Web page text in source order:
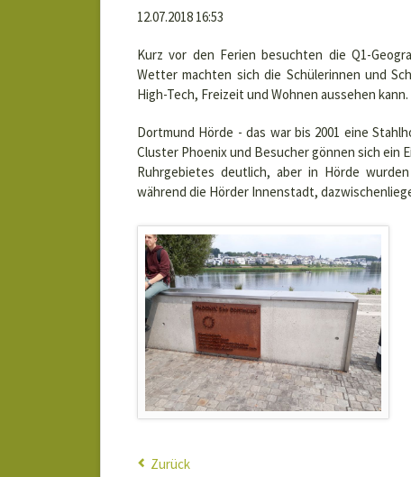
12.07.2018 16:53
Kurz vor den Ferien besuchten die Q1-
Wetter machten sich die Schülerinnen und
High-Tech, Freizeit und Wohnen aussehen kann.
Dortmund Hörde - das war bis 2001 eine
Cluster Phoenix und Besucher gönnen sich ein
Ruhrgebietes deutlich, aber in Hörde
während die Hörder Innenstadt,
Zurück